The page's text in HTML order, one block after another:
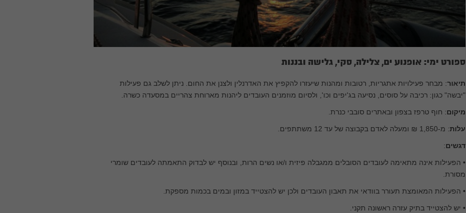
ספורט ימי: אופנוע ים, צלילה, סקי, גלישה ובננות
תיאור: מבחר פעילויות אתגריות, רטובות ומהנות שיעזרו להקפיץ את האדרנלין ולצנן את החום. ניתן לשלב גם פעילות
"יבשה" כגון: רכיבה על סוסים, נסיעה בג'יפים וכו', ולסיום מוזמנים העובדים ליהנות מארוחת צהריים במסעדה כשרה.
מיקום: חוף טרפז בצפון ובאתרים סובבי כנרת.
עלות: מ-1,850 ₪ ומעלה לאדם בקבוצה של עד 12 משתתפים.
דגשים:
• הפעילות אינה מתאימה לעובדים הסובלים ממגבלה פיזית ו/או נשים הרות, ובנוסף יש לבדוק התאמתה לעובדים שומרי
מסורת.
• הפעילות המאומצת תעורר בוודאי את תאבון העובדים ולכן יש להצטייד במזון ובמים בכמות מספקת.
• יש להצטייד בתיק עזרה ראשונה תקני.